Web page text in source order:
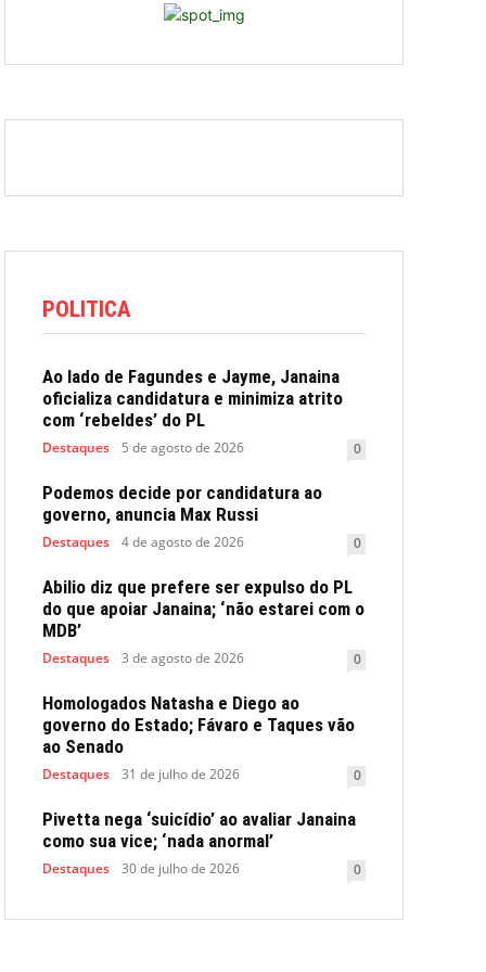
POLITICA
Ao lado de Fagundes e Jayme, Janaina
oficializa candidatura e minimiza atrito
com ‘rebeldes’ do PL
Destaques 5 de agosto de 2026 0
Podemos decide por candidatura ao
governo, anuncia Max Russi
Destaques 4 de agosto de 2026 0
Abilio diz que prefere ser expulso do PL
do que apoiar Janaina; ‘não estarei com o
MDB’
Destaques 3 de agosto de 2026 0
Homologados Natasha e Diego ao
governo do Estado; Fávaro e Taques vão
ao Senado
Destaques 31 de julho de 2026 0
Pivetta nega ‘suicídio’ ao avaliar Janaina
como sua vice; ‘nada anormal’
Destaques 30 de julho de 2026 0